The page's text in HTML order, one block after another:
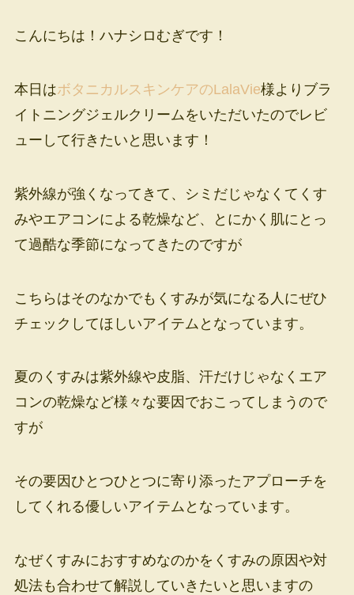
こんにちは！ハナシロむぎです！
本日はボタニカルスキンケアのLalaVie様よりブラ
イトニングジェルクリームをいただいたのでレビ
ューして行きたいと思います！
紫外線が強くなってきて、シミだじゃなくてくす
みやエアコンによる乾燥など、とにかく肌にとっ
て過酷な季節になってきたのですが
こちらはそのなかでもくすみが気になる人にぜひ
チェックしてほしいアイテムとなっています。
夏のくすみは紫外線や皮脂、汗だけじゃなくエア
コンの乾燥など様々な要因でおこってしまうので
すが
その要因ひとつひとつに寄り添ったアプローチを
してくれる優しいアイテムとなっています。
なぜくすみにおすすめなのかをくすみの原因や対
処法も合わせて解説していきたいと思いますの